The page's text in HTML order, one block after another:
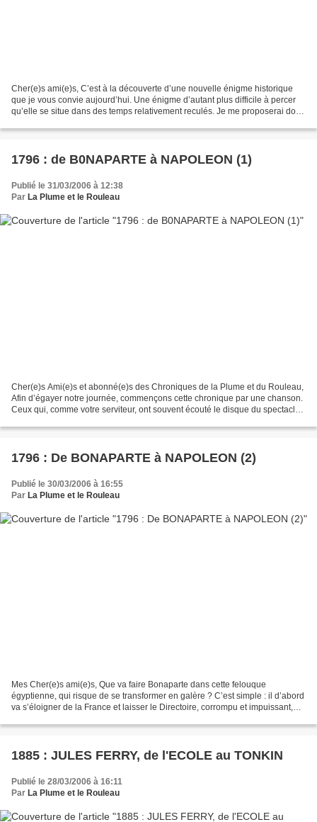
Cher(e)s ami(e)s, C’est à la découverte d’une nouvelle énigme historique
que je vous convie aujourd’hui. Une énigme d’autant plus difficile à percer
qu’elle se situe dans des temps relativement reculés. Je me proposerai donc
1796 : de B0NAPARTE à NAPOLEON (1)
Publié le 31/03/2006 à 12:38
Par La Plume et le Rouleau
Cher(e)s Ami(e)s et abonné(e)s des Chroniques de la Plume et du Rouleau,
Afin d’égayer notre journée, commençons cette chronique par une chanson.
Ceux qui, comme votre serviteur, ont souvent écouté le disque du spectacle
1796 : De BONAPARTE à NAPOLEON (2)
Publié le 30/03/2006 à 16:55
Par La Plume et le Rouleau
Mes Cher(e)s ami(e)s, Que va faire Bonaparte dans cette felouque
égyptienne, qui risque de se transformer en galère ? C’est simple : il d’abord
va s’éloigner de la France et laisser le Directoire, corrompu et impuissant,
1885 : JULES FERRY, de l'ECOLE au TONKIN
Publié le 28/03/2006 à 16:11
Par La Plume et le Rouleau